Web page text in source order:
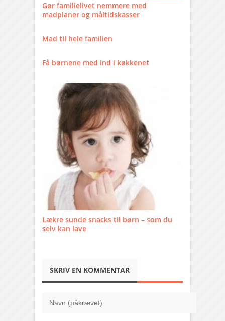
Gør familielivet nemmere med
madplaner og måltidskasser
Mad til hele familien
Få børnene med ind i køkkenet
Lækre sunde snacks til børn – som du
selv kan lave
SKRIV EN KOMMENTAR